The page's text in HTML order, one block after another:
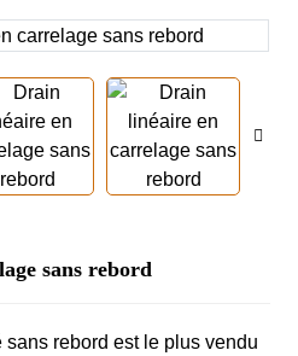
sans rebord
rebord est le plus vendu